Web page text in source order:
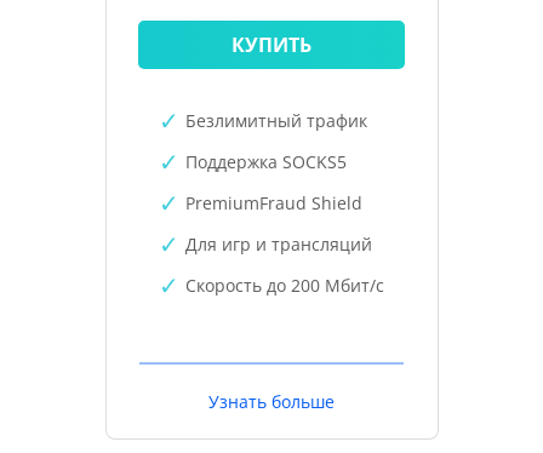
КУПИТЬ
Безлимитный трафик
Поддержка SOCKS5
PremiumFraud Shield
Для игр и трансляций
Скорость до 200 Мбит/с
Узнать больше